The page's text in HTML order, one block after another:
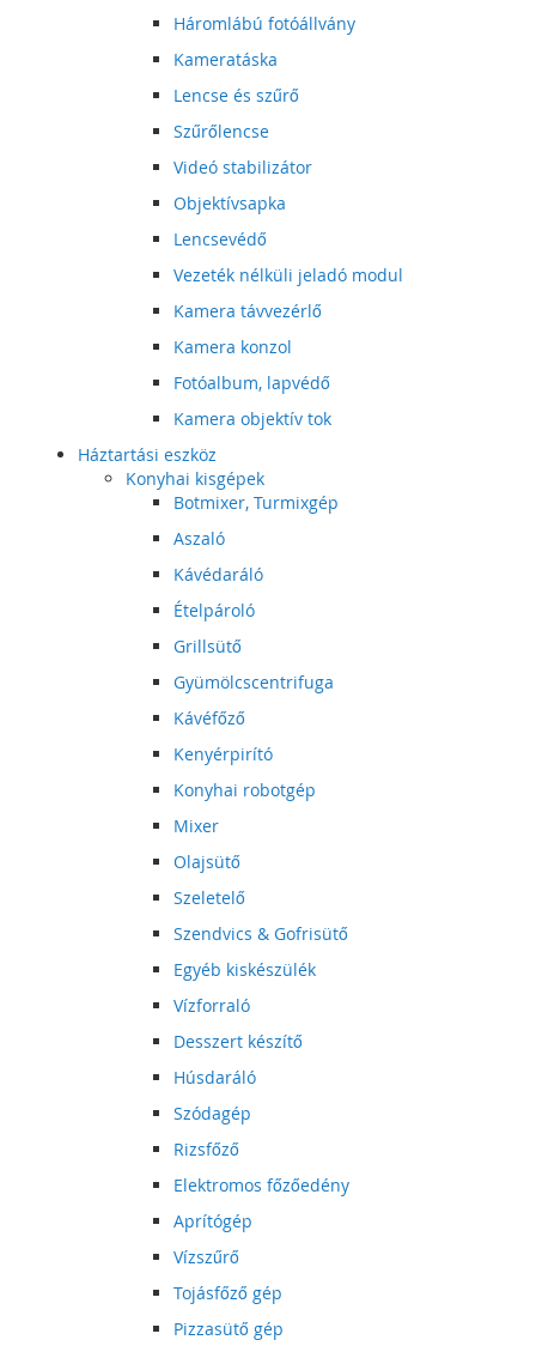
Háromlábú fotóállvány
Kameratáska
Lencse és szűrő
Szűrőlencse
Videó stabilizátor
Objektívsapka
Lencsevédő
Vezeték nélküli jeladó modul
Kamera távvezérlő
Kamera konzol
Fotóalbum, lapvédő
Kamera objektív tok
Háztartási eszköz
Konyhai kisgépek
Botmixer, Turmixgép
Aszaló
Kávédaráló
Ételpároló
Grillsütő
Gyümölcscentrifuga
Kávéfőző
Kenyérpirító
Konyhai robotgép
Mixer
Olajsütő
Szeletelő
Szendvics & Gofrisütő
Egyéb kiskészülék
Vízforraló
Desszert készítő
Húsdaráló
Szódagép
Rizsfőző
Elektromos főzőedény
Aprítógép
Vízszűrő
Tojásfőző gép
Pizzasütő gép